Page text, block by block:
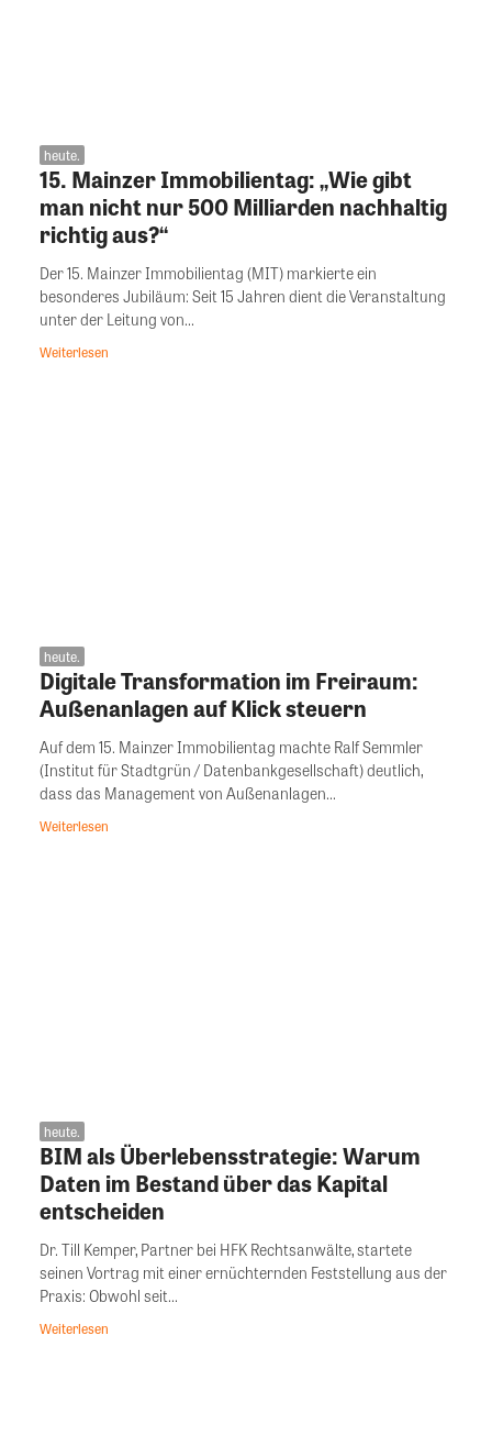
heute.
15. Mainzer Immobilientag: „Wie gibt
man nicht nur 500 Milliarden nachhaltig
richtig aus?“
Der 15. Mainzer Immobilientag (MIT) markierte ein
besonderes Jubiläum: Seit 15 Jahren dient die Veranstaltung
unter der Leitung von...
Weiterlesen
heute.
Digitale Transformation im Freiraum:
Außenanlagen auf Klick steuern
Auf dem 15. Mainzer Immobilientag machte Ralf Semmler
(Institut für Stadtgrün / Datenbankgesellschaft) deutlich,
dass das Management von Außenanlagen...
Weiterlesen
heute.
BIM als Überlebensstrategie: Warum
Daten im Bestand über das Kapital
entscheiden
Dr. Till Kemper, Partner bei HFK Rechtsanwälte, startete
seinen Vortrag mit einer ernüchternden Feststellung aus der
Praxis: Obwohl seit...
Weiterlesen